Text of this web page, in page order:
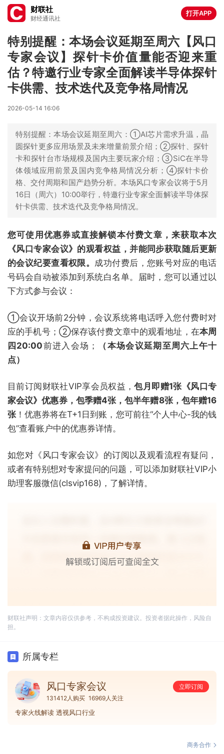
财联社
财经通讯社
打开APP
特别提醒：本场会议延期至周六【风口
专家会议】探针卡价值量能否迎来重
估？特邀行业专家全面解读半导体探针
卡供需、技术迭代及竞争格局情况
2026-05-14 16:06
特别提醒：本场会议延期至周六：①AI芯片需求升温，晶
圆探针更多应用场景及未来增量前景介绍；②探针、探针
卡和探针台市场规模及国内主要玩家介绍；③SiC在半导
体领域应用前景及国内竞争格局情况分析；④探针卡价
格、交付周期和国产趋势分析。本场风口专家会议将于5月
16日（周六）10:00举行，特邀行业专家全面解读半导体探
针卡供需、技术迭代及竞争格局情况。
您可使用优惠券或直接解锁本付费文章，来获取本次
《风口专家会议》的观看权益，并能同步获取随后更新
的会议纪要查看权限。 成功付费后，您账号对应的电话
号码会自动被添加到系统白名单。届时，您可以通过以
下方式参与会议：
①会议开场前2分钟，会议系统将电话呼入您付费时对
应的手机号；②保存该付费文章中的观看地址，在本周
四20:00前进入会场；
（本场会议延期至周六上午十
点）
目前订阅财联社VIP享会员权益，包月即赠1张《风口专
家会议》优惠券，包季赠4张，包半年赠8张，包年赠16
张！优惠券将在T+1日到账，您可前往“个人中心-我的钱
包”查看账户中的优惠券详情。
如您对《风口专家会议》的订阅以及观看流程有疑问，
或者有特别想对专家提问的问题，可以添加财联社VIP小
助理客服微信(clsvip168)，了解详情。
财联社声明：文章内容仅供参考，不构成投资建议。投资者据此操作，风险自
担。
所属专栏
风口专家会议
立即订阅
131412人购买 16969人关注
专家火线解读 透视风口行业
商务合作